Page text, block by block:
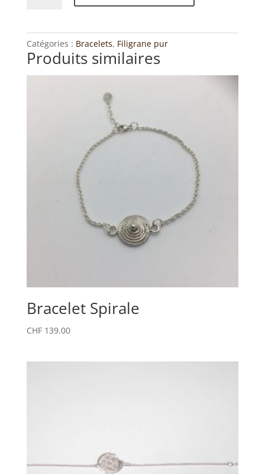
Catégories : Bracelets, Filigrane pur
Produits similaires
Bracelet Spirale
CHF139.00